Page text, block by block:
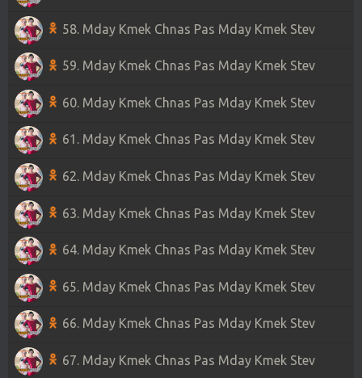
58. Mday Kmek Chnas Pas Mday Kmek Stev
59. Mday Kmek Chnas Pas Mday Kmek Stev
60. Mday Kmek Chnas Pas Mday Kmek Stev
61. Mday Kmek Chnas Pas Mday Kmek Stev
62. Mday Kmek Chnas Pas Mday Kmek Stev
63. Mday Kmek Chnas Pas Mday Kmek Stev
64. Mday Kmek Chnas Pas Mday Kmek Stev
65. Mday Kmek Chnas Pas Mday Kmek Stev
66. Mday Kmek Chnas Pas Mday Kmek Stev
67. Mday Kmek Chnas Pas Mday Kmek Stev